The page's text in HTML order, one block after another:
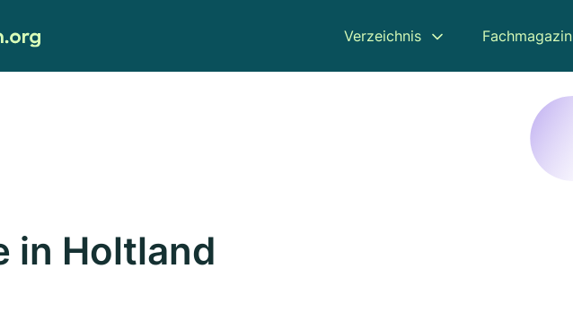
Verzeichnis Fachmagazin
in Holtland